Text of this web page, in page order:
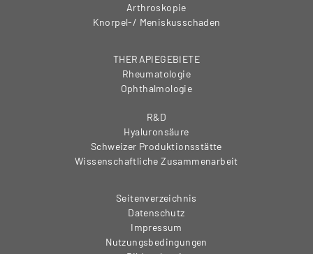
Arthroskopie
Knorpel-/ Meniskusschaden
THERAPIEGEBIETE
Rheumatologie
Ophthalmologie
R&D
Hyaluronsäure
Schweizer Produktionsstätte
Wissenschaftliche Zusammenarbeit
Seitenverzeichnis
Datenschutz
Impressum
Nutzungsbedingungen